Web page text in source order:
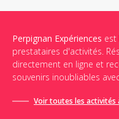
Perpignan Expériences est
prestataires d'activités.
directement en ligne et
souvenirs inoubliables
Voir toutes les activités